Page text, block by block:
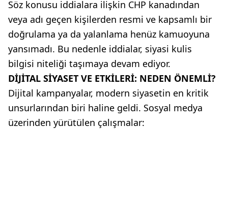
Söz konusu iddialara ilişkin CHP kanadından
veya adı geçen kişilerden resmi ve kapsamlı bir
doğrulama ya da yalanlama henüz kamuoyuna
yansımadı. Bu nedenle iddialar, siyasi kulis
bilgisi niteliği taşımaya devam ediyor.
DİJİTAL SİYASET VE ETKİLERİ: NEDEN ÖNEMLİ?
Dijital kampanyalar, modern siyasetin en kritik
unsurlarından biri haline geldi. Sosyal medya
üzerinden yürütülen çalışmalar: